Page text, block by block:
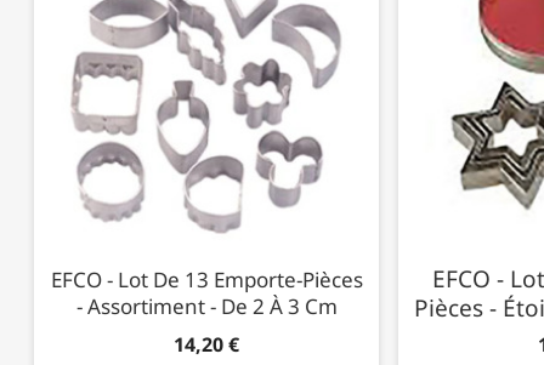
EFCO - Lot De 13 Emporte-Pièces
- Assortiment - De 2 À 3 Cm
14,20 €
EFCO -
Pièces -